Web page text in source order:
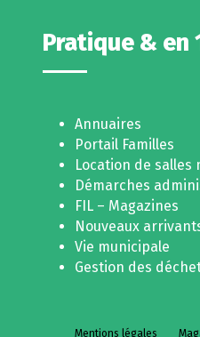
Pratique & en
Annuaires
Portail Familles
Location de salles
Démarches
FIL – Magazines
Nouveaux
Vie municipale
Gestion des
Mentions légales